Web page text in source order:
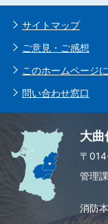
サイトマップ
ご意見・ご感想
このホームページ
問い合わせ窓口
大曲
〒
管理課
消防